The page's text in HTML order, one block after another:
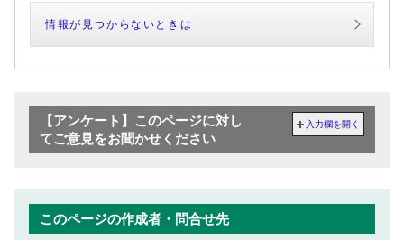
情報が見つからないときは
【アンケート】このページに対し
てご意見をお聞かせください
入力欄を開く
このページの作成者・問合せ先